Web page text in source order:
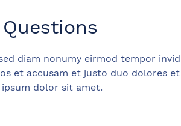
diam nonumy eirmod tempor
et accusam et justo duo dolores
dolor sit amet.